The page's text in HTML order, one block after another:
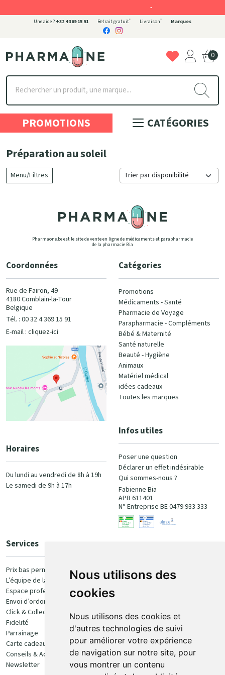
Nous utilisons des
cookies
Nous utilisons des cookies et
d'autres technologies de suivi
pour améliorer votre expérience
de navigation sur notre site, pour
vous montrer un contenu
-
Une aide ? +32 4 369 15 91 Retrait gratuit* Livraison* Marques
Pharmaone Votre pharmacie en ligne à votre service
0
PROMOTIONS
CATÉGORIES
Préparation au soleil
Menu/Filtres
Pharmaone.be est le site de vente en ligne de médicaments et parapharmacie
de la pharmacie Bia
Coordonnées
Rue de Fairon, 49
4180 Comblain-la-Tour
Belgique
Tél. : 00 32 4 369 15 91
E-mail : cliquez-ici
Horaires
Du lundi au vendredi de 8h à 19h
Le samedi de 9h à 17h
Catégories
Promotions
Médicaments - Santé
Pharmacie de Voyage
Parapharmacie - Compléments
Bébé & Maternité
Santé naturelle
Beauté - Hygiène
Animaux
Matériel médical
idées cadeaux
Toutes les marques
Infos utiles
Poser une question
Déclarer un effet indésirable
Qui sommes-nous ?
Fabienne Bia
APB 611401
N° Entreprise BE 0479 933 333
Services
Prix bas permanent
L’équipe de la pharmacie
Espace professionnel
Envoi d’ordonnance
Click & Collect
Fidelité
Parrainage
Carte cadeau
Conseils & Actualités
Newsletter
100% sécurisé
Retrait et livraison